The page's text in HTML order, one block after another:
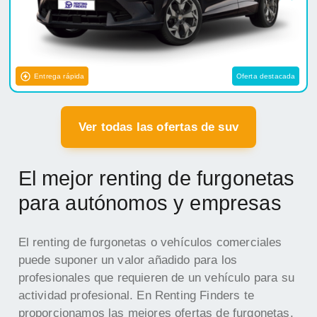
Entrega rápida Oferta destacada
Ver todas las ofertas de suv
El mejor renting de furgonetas
para autónomos y empresas
El renting de furgonetas o vehículos comerciales
puede suponer un valor añadido para los
profesionales que requieren de un vehículo para su
actividad profesional. En Renting Finders te
proporcionamos las mejores ofertas de furgonetas.